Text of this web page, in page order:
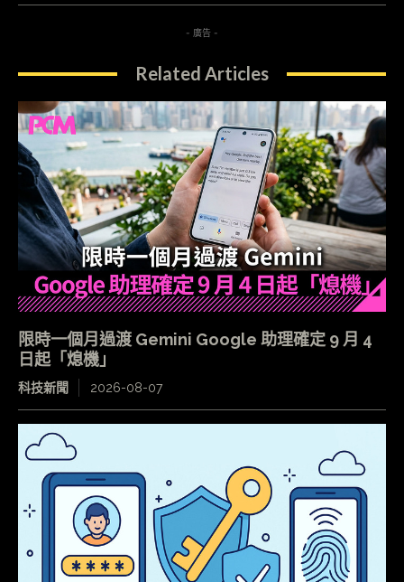
- 廣告 -
Related Articles
限時一個月過渡 Gemini Google 助理確定 9 月 4
日起「熄機」
科技新聞 2026-08-07